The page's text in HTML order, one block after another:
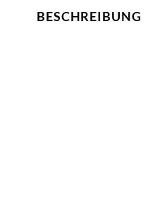
BESCHREIBUNG